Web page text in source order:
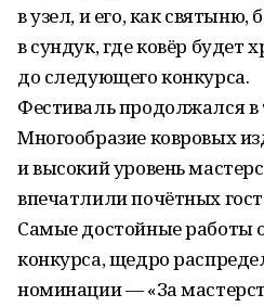
в узел, и его, как
в сундук, где ковёр будет
до следующего конкурса.
Фестиваль продолжался в
Многообразие ковровых
и высокий уровень
впечатлили почётных
Самые достойные работы
конкурса, щедро
номинации — «За